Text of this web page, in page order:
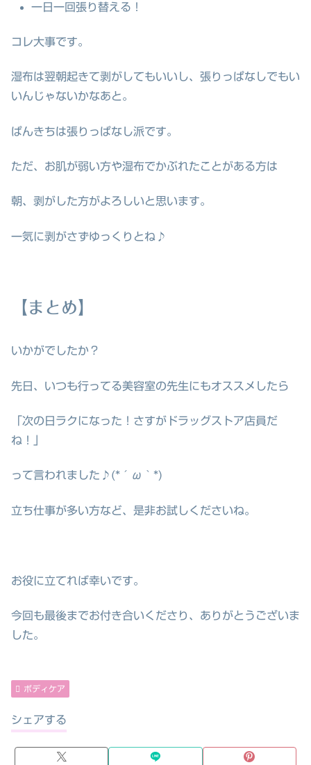
一日一回張り替える！
コレ大事です。
湿布は翌朝起きて剥がしてもいいし、張りっぱなしでもい
いんじゃないかなあと。
ぱんきちは張りっぱなし派です。
ただ、お肌が弱い方や湿布でかぶれたことがある方は
朝、剥がした方がよろしいと思います。
一気に剥がさずゆっくりとね♪
【まとめ】
いかがでしたか？
先日、いつも行ってる美容室の先生にもオススメしたら
「次の日ラクになった！さすがドラッグストア店員だ
ね！」
って言われました♪(*´ω｀*)
立ち仕事が多い方など、是非お試しくださいね。
お役に立てれば幸いです。
今回も最後までお付き合いくださり、ありがとうございま
した。
ボディケア
シェアする